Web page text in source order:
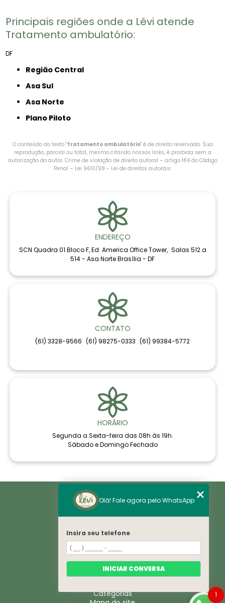
Principais regiões onde a Lévi atende
Tratamento ambulatório​:
DF
Região Central
Asa Sul
Asa Norte
Plano Piloto
O conteúdo do texto "Tratamento ambulatório​" é de direito reservado. Sua
reprodução, parcial ou total, mesmo citando nossos links, é proibida sem a
autorização do autor. Crime de violação de direito autoral – artigo 184 do Código
Penal – Lei 9610/98 - Lei de direitos autorais.
ENDEREÇO
SCN Quadra 01 Bloco F, Ed. America Office Tower, Salas 512 a
514 - Asa Norte Brasília - DF
CONTATO
(61) 3328-9566 (61) 98275-0333 (61) 99384-5772
HORÁRIO
Segunda a Sexta-feira das 08h às 19h.
Sábado e Domingo Fechado
Áreas de Saúde
Histórico
VE
Espaço
Convênios
Corpo Clínico
Contato
Categorias
1
Olá! Fale agora pelo WhatsApp
Insira seu telefone
INICIAR CONVERSA